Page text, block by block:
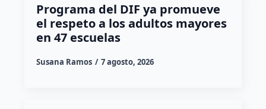
Programa del DIF ya promueve
el respeto a los adultos mayores
en 47 escuelas
Susana Ramos 7 agosto, 2026